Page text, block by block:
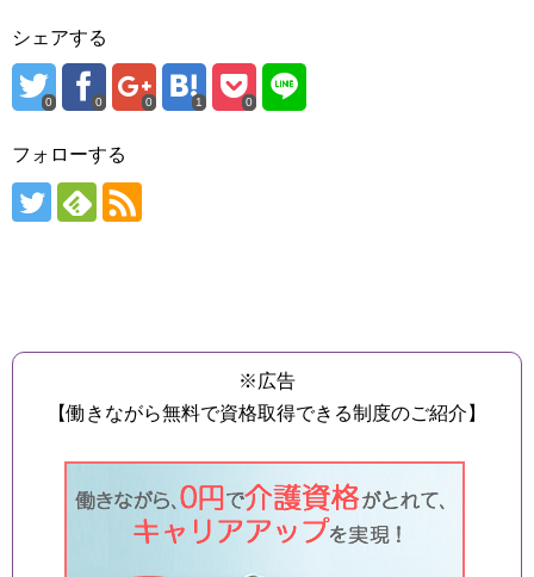
シェアする
0 0 0 1 0
フォローする
※広告
【働きながら無料で資格取得できる制度のご紹介】